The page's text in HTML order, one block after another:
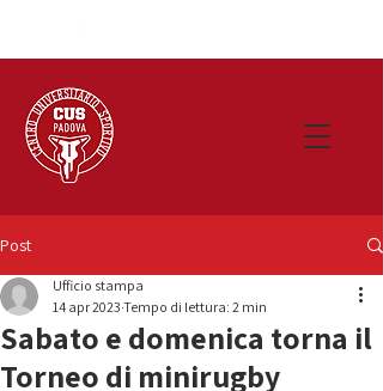
Post
Sabato e domenica torna il
Torneo di minirugby
Ufficio stampa
14 apr 2023 Tempo di lettura: 2 min